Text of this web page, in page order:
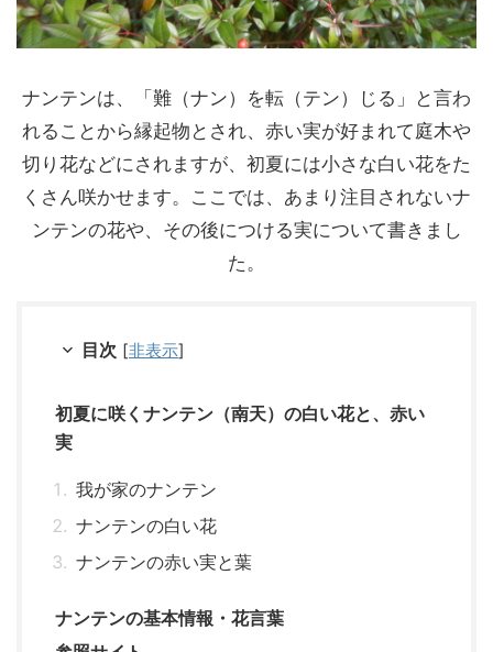
ナンテンは、「難（ナン）を転（テン）じる」と言わ
れることから縁起物とされ、赤い実が好まれて庭木や
切り花などにされますが、初夏には小さな白い花をた
くさん咲かせます。ここでは、あまり注目されないナ
ンテンの花や、その後につける実について書きまし
た。
目次 [非表示]
初夏に咲くナンテン（南天）の白い花と、赤い
実
我が家のナンテン
ナンテンの白い花
ナンテンの赤い実と葉
ナンテンの基本情報・花言葉